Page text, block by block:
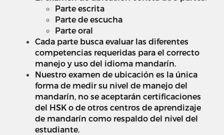
Parte escrita
Parte de escucha
Parte oral
Cada parte busca evaluar las diferentes
competencias requeridas para el correcto
manejo y uso del idioma mandarín.
Nuestro examen de ubicación es la única
forma de medir su nivel de manejo del
mandarín, no se aceptarán certificaciones
del HSK o de otros centros de aprendizaje
de mandarín como respaldo del nivel del
estudiante.